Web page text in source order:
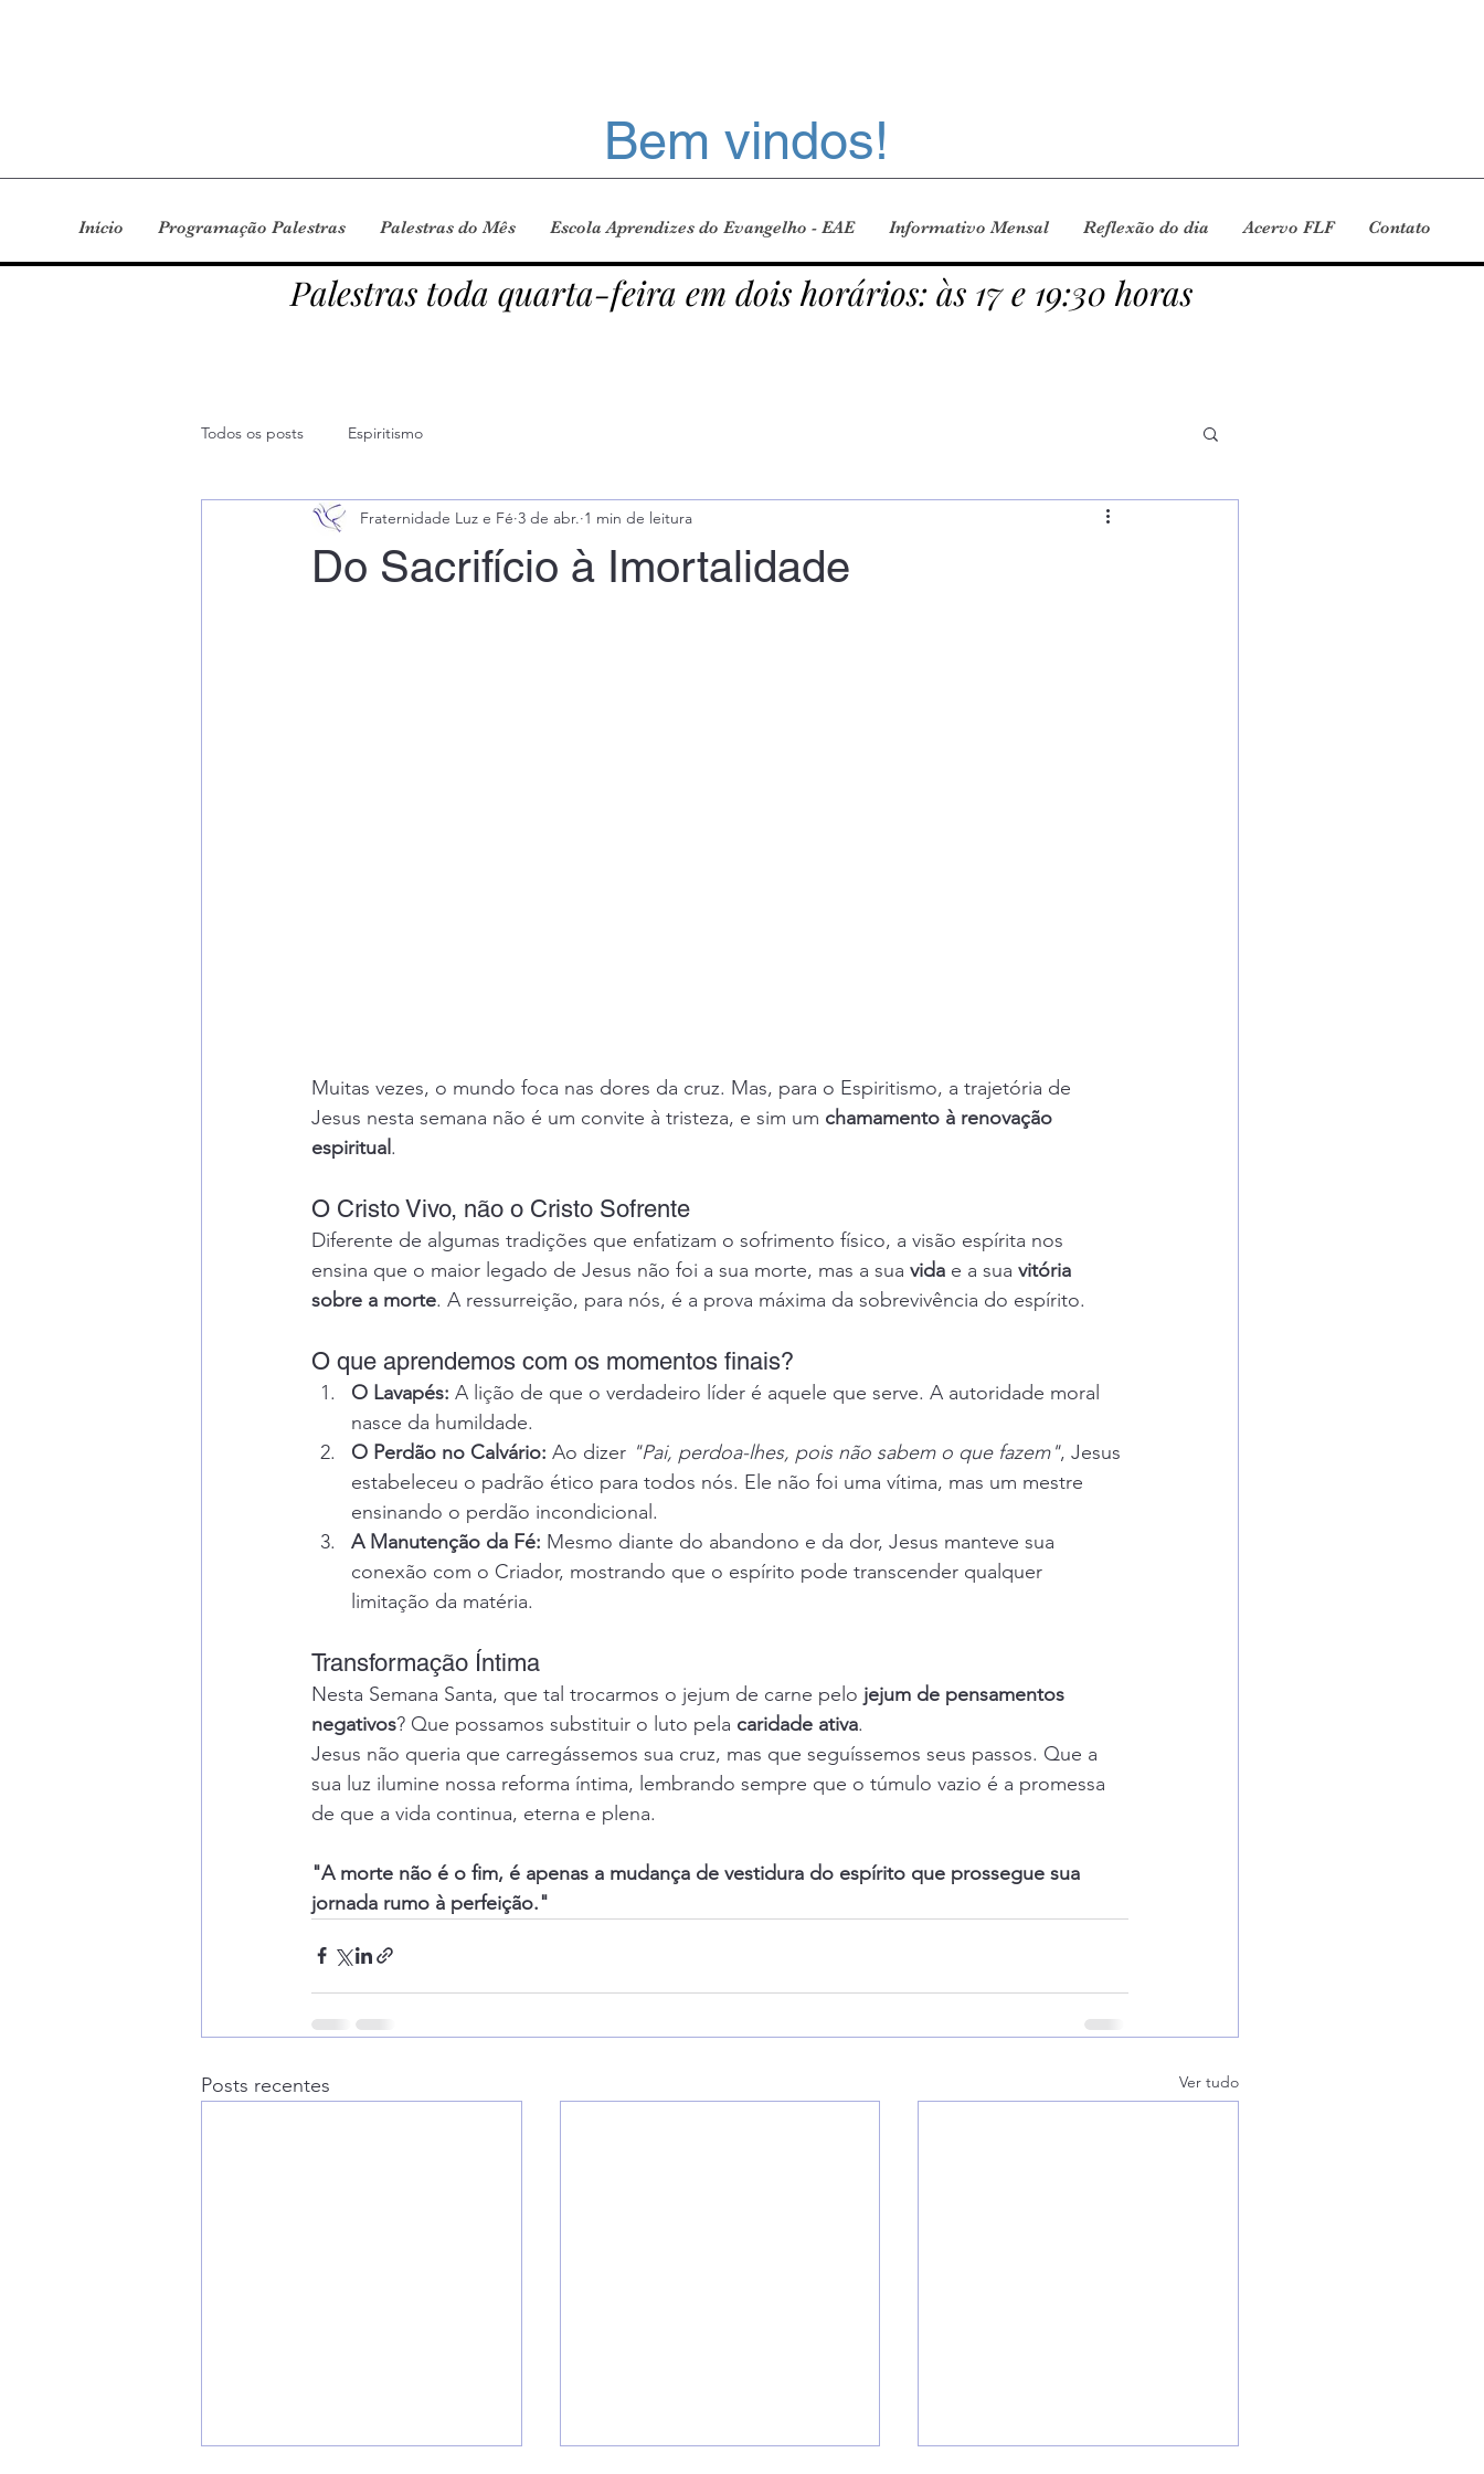
Bem vindos!
Início Programação Palestras Palestras do Mês Escola Aprendizes do Evangelho - EAE Informativo Mensal Reflexão do dia Acervo FLF Contato
Palestras toda quarta-feira em dois horários: às 17 e 19:30 horas
Todos os posts Espiritismo
Do Sacrifício à Imortalidade
Fraternidade Luz e Fé 3 de abr. 1 min de leitura
Muitas vezes, o mundo foca nas dores da cruz. Mas, para o Espiritismo, a trajetória de
Jesus nesta semana não é um convite à tristeza, e sim um chamamento à renovação
espiritual.
O Cristo Vivo, não o Cristo Sofrente
Diferente de algumas tradições que enfatizam o sofrimento físico, a visão espírita nos
ensina que o maior legado de Jesus não foi a sua morte, mas a sua vida e a sua vitória
sobre a morte. A ressurreição, para nós, é a prova máxima da sobrevivência do espírito.
O que aprendemos com os momentos finais?
O Lavapés: A lição de que o verdadeiro líder é aquele que serve. A autoridade moral
nasce da humildade.
O Perdão no Calvário: Ao dizer "Pai, perdoa-lhes, pois não sabem o que fazem", Jesus
estabeleceu o padrão ético para todos nós. Ele não foi uma vítima, mas um mestre
ensinando o perdão incondicional.
A Manutenção da Fé: Mesmo diante do abandono e da dor, Jesus manteve sua
conexão com o Criador, mostrando que o espírito pode transcender qualquer
limitação da matéria.
Transformação Íntima
Nesta Semana Santa, que tal trocarmos o jejum de carne pelo jejum de pensamentos
negativos? Que possamos substituir o luto pela caridade ativa.
Jesus não queria que carregássemos sua cruz, mas que seguíssemos seus passos. Que a
sua luz ilumine nossa reforma íntima, lembrando sempre que o túmulo vazio é a promessa
de que a vida continua, eterna e plena.
"A morte não é o fim, é apenas a mudança de vestidura do espírito que prossegue sua
jornada rumo à perfeição."
Posts recentes Ver tudo